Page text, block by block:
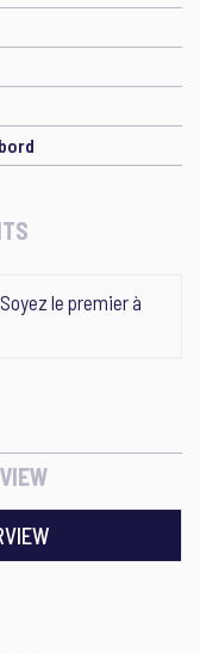
le premier à